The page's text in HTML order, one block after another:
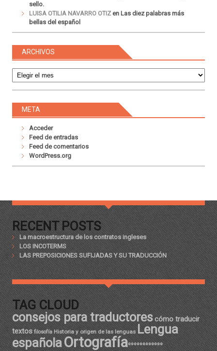
sello.
LUISA OTILIA NAVARRO OTIZ en Las diez palabras más
bellas del español
ARCHIVOS
META
Acceder
Feed de entradas
Feed de comentarios
WordPress.org
RECENT POSTS
La macroestructura de los contratos ingleses
LOS INCOTERMS
LAS PREPOSICIONES SUFIJADAS Y SU TRADUCCIÓN
TAG CLOUD
consejos para traductorescómo traducir
textos filosofía Historia y origen de las lenguas Lengua
españolaOrtografíaºººººººººººº